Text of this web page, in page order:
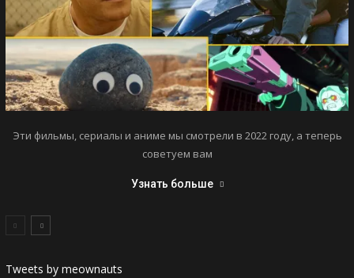
Эти фильмы, сериалы и аниме мы смотрели в 2022 году, а теперь
советуем вам
Узнать больше
Tweets by meownauts